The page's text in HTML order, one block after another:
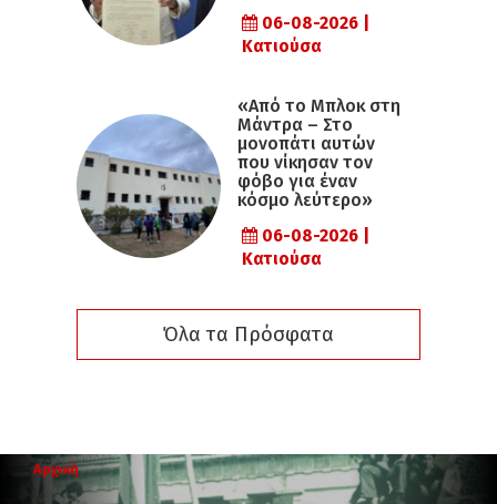
06-08-2026 |
Κατιούσα
«Από το Μπλοκ στη
Μάντρα – Στο
μονοπάτι αυτών
που νίκησαν τον
φόβο για έναν
κόσμο λεύτερο»
06-08-2026 |
Κατιούσα
Όλα τα Πρόσφατα
Αρχική